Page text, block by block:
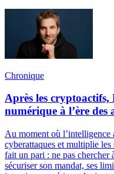
Chronique
Après les cryptoactifs,
numérique à l’ère des
Au moment où
cyberattaques et multiplie les
fait un pari : ne pas chercher
sécuriser son mandat, ses